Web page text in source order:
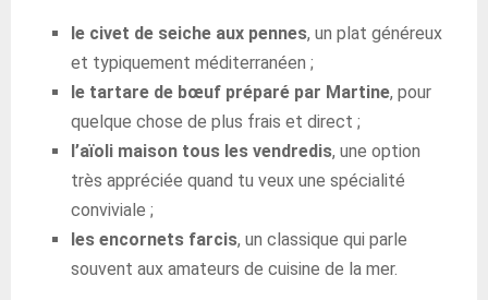
le civet de seiche aux pennes, un plat généreux
et typiquement méditerranéen ;
le tartare de bœuf préparé par Martine, pour
quelque chose de plus frais et direct ;
l’aïoli maison tous les vendredis, une option
très appréciée quand tu veux une spécialité
conviviale ;
les encornets farcis, un classique qui parle
souvent aux amateurs de cuisine de la mer.